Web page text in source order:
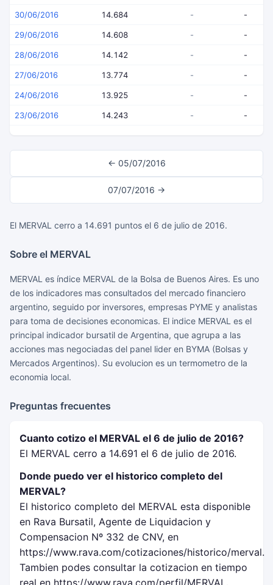
30/06/2016 14.684 - -
29/06/2016 14.608 - -
28/06/2016 14.142 - -
27/06/2016 13.774 - -
24/06/2016 13.925 - -
23/06/2016 14.243 - -
← 05/07/2016
07/07/2016 →
El MERVAL cerro a 14.691 puntos el 6 de julio de 2016.
Sobre el MERVAL
MERVAL es índice MERVAL de la Bolsa de Buenos Aires. Es uno
de los indicadores mas consultados del mercado financiero
argentino, seguido por inversores, empresas PYME y analistas
para toma de decisiones economicas. El indice MERVAL es el
principal indicador bursatil de Argentina, que agrupa a las
acciones mas negociadas del panel lider en BYMA (Bolsas y
Mercados Argentinos). Su evolucion es un termometro de la
economia local.
Preguntas frecuentes
Cuanto cotizo el MERVAL el 6 de julio de 2016?
El MERVAL cerro a 14.691 el 6 de julio de 2016.
Donde puedo ver el historico completo del
MERVAL?
El historico completo del MERVAL esta disponible
en Rava Bursatil, Agente de Liquidacion y
Compensacion Nº 332 de CNV, en
https://www.rava.com/cotizaciones/historico/merval.
Tambien podes consultar la cotizacion en tiempo
real en https://www.rava.com/perfil/MERVAL.